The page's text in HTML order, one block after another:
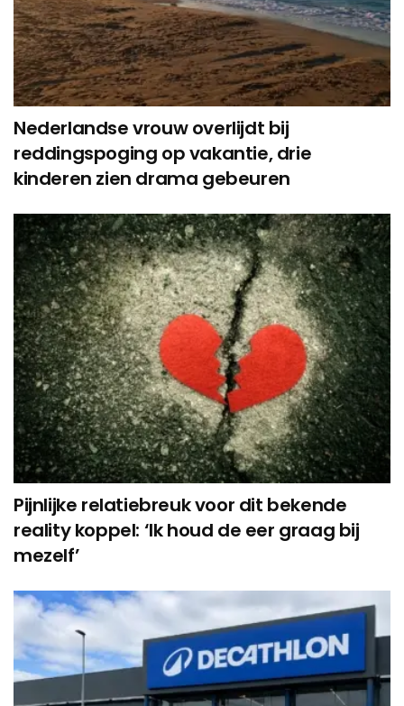
Nederlandse vrouw overlijdt bij
reddingspoging op vakantie, drie
kinderen zien drama gebeuren
Pijnlijke relatiebreuk voor dit bekende
reality koppel: ‘Ik houd de eer graag bij
mezelf’